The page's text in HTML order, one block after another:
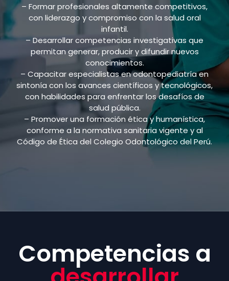
– Formar profesionales altamente competitivos,
con liderazgo y compromiso con la salud oral
infantil.
– Desarrollar competencias investigativas que
permitan generar, producir y difundir nuevos
conocimientos.
– Capacitar especialistas en odontopediatría en
sintonía con los avances científicos y tecnológicos,
con habilidades para enfrentar los desafíos de
salud pública.
– Promover una formación ética y humanística,
conforme a la normativa sanitaria vigente y al
Código de Ética del Colegio Odontológico del Perú.
Competencias a